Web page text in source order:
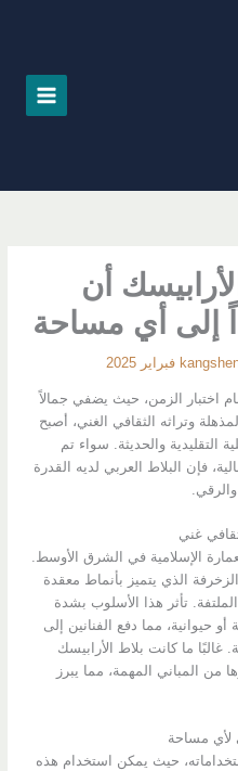
أن
إلى أي مساحة
اختبار الزمن، حيث يضفي جمالاً
وتراثه الثقافي الغني، أصبح
التقليدية والحديثة. سواء تم
فإن البلاط العربي لديه القدرة
غني
الإسلامية في الشرق الأوسط.
الذي يتميز بأنماط معقدة
تأثر هذا الأسلوب بشدة
حيوانية، مما دفع الفنانين إلى
غالبًا ما كانت بلاط الأرابيسك
من المباني المهمة، مما يبرز
لأي مساحة
حيث يمكن استخدام هذه